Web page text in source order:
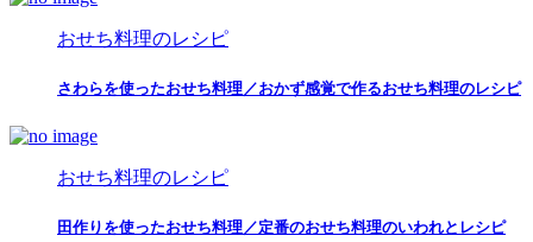
おせち料理のレシピ
さわらを使ったおせち料理／おかず感覚で作るおせち料理のレシピ
おせち料理のレシピ
田作りを使ったおせち料理／定番のおせち料理のいわれとレシピ